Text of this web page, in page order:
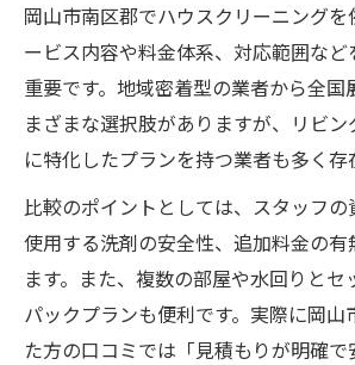
岡山市南区郡でハウスクリーニング
ービス内容や料金体系、対応範囲な
重要です。地域密着型の業者から全国
まざまな選択肢がありますが、リビ
に特化したプランを持つ業者も多く存
比較のポイントとしては、スタッフの
使用する洗剤の安全性、追加料金の
ます。また、複数の部屋や水回りとセ
パックプランも便利です。実際に岡山
た方の口コミでは「見積もりが明確